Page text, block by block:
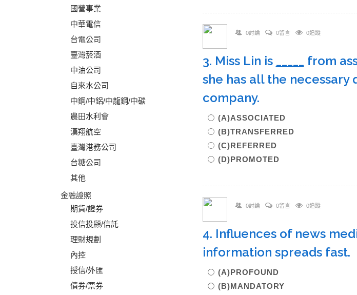
國營事業
中華電信
台電公司
臺灣菸酒
中油公司
自來水公司
中鋼/中鋁/中龍鋼/中碳
農田水利會
漢翔航空
臺灣港務公司
台糖公司
其他
金融證照
期貨/證券
投信投顧/信託
理財規劃
內控
授信/外匯
債券/票券
0討論 0留言 0追蹤
3. Miss Lin is _____ from
she has all the
company.
(A)ASSOCIATED
(B)TRANSFERRED
(C)REFERRED
(D)PROMOTED
0討論 0留言 0追蹤
4. Influences of news
information spreads fast.
(A)PROFOUND
(B)MANDATORY